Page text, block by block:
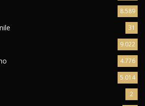
8.589
31
9.022
4.776
5.014
2